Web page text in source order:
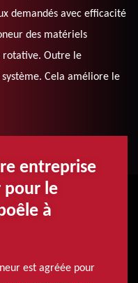
demandés avec efficacité
des matériels
rotative. Outre le
Cela améliore le
entreprise
pour le
à
est agréée pour